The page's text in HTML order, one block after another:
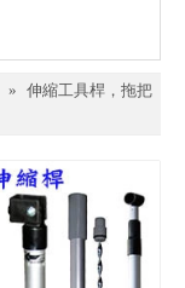
» 伸縮工具桿，拖把